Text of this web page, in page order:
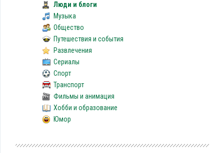
Люди и блоги
Музыка
Общество
Путешествия и события
Развлечения
Сериалы
Спорт
Транспорт
Фильмы и анимация
Хобби и образование
Юмор